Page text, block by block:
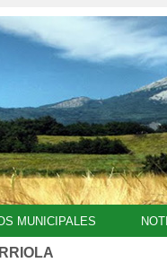
MUNICIPALES